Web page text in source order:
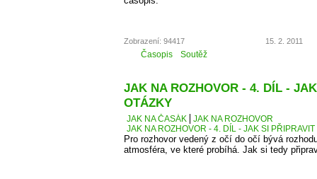
Zobrazení: 94417 15. 2. 2011
Časopis Soutěž
JAK NA ROZHOVOR - 4. DÍL -
OTÁZKY
JAK NA ČASÁK
JAK NA ROZHOVOR
JAK NA ROZHOVOR - 4. DÍL - JAK SI PŘIPRAVIT
Pro rozhovor vedený z očí do očí bývá
atmosféra, ve které probíhá. Jak si tedy